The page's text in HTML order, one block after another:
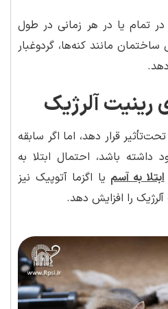
در تمام یا در هر زمانی در طول
مانند کنه‌ها، گردوغبار
رینیت آلرژیک
قرار دهد، اما اگر سابقه
داشته باشد، احتمال ابتلا به
ابتلا به آسم یا اگزما آتوپیک نیز
را افزایش دهد.